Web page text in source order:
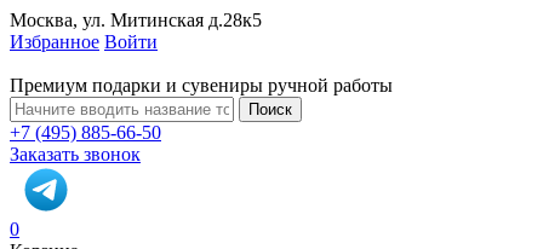
Москва, ул. Митинская д.28к5
Избранное Войти
Премиум подарки и сувениры ручной работы
Поиск
+7 (495) 885-66-50
Заказать звонок
0